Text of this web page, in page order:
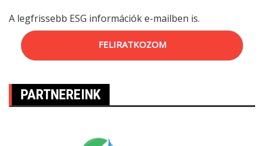
A legfrissebb ESG információk e-mailben is.
FELIRATKOZOM
PARTNEREINK